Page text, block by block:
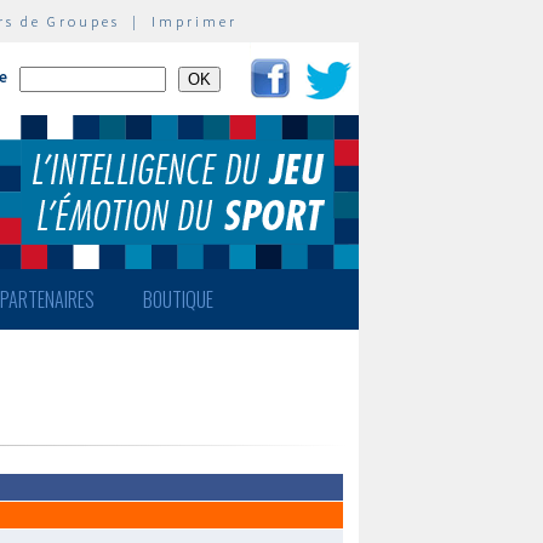
de Groupes | Imprimer
PARTENAIRES BOUTIQUE